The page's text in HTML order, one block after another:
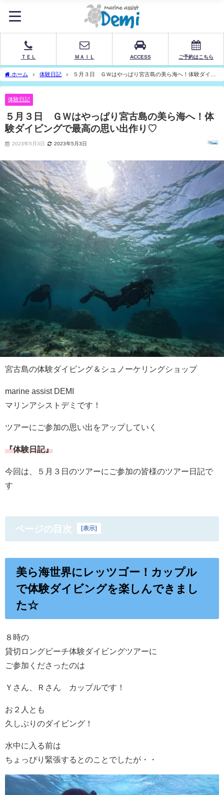
ＴＥＬ ＭＡＩＬ ACCESS ご予約はこちら
ホーム 体験日記
５月３日 ＧＷはやっぱり宮古島の美ら海へ！体験ダイビ
ングで最高の思い出作り♡
体験日記
５月３日 ＧＷはやっぱり宮古島の美ら海へ！体
験ダイビングで最高の思い出作り♡
2023年5月3日 2023年5月3日
宮古島の体験ダイビング＆シュノーケリングショップ
marine assist DEMI
マリンアシストデミです！
ツアーにご参加の思い出をアップしていく
『体験日記』
今回は、５月３日のツアーにご参加の皆様のツアー日記で
す
ページの目次 [表示]
美ら海世界にレッツゴー！カップル
で体験ダイビングを楽しんできまし
た☆
８時の
貸切ロングビーチ体験ダイビングツアーに
ご参加くださったのは
Ｙさん、Ｒさん カップルです！
お２人とも
久しぶりのダイビング！
水中に入る前は
ちょっぴり緊張するとのことでしたが・・